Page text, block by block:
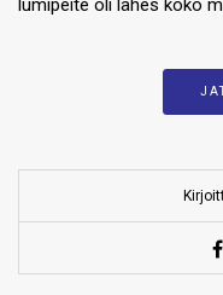
lumipeite oli lähes koko